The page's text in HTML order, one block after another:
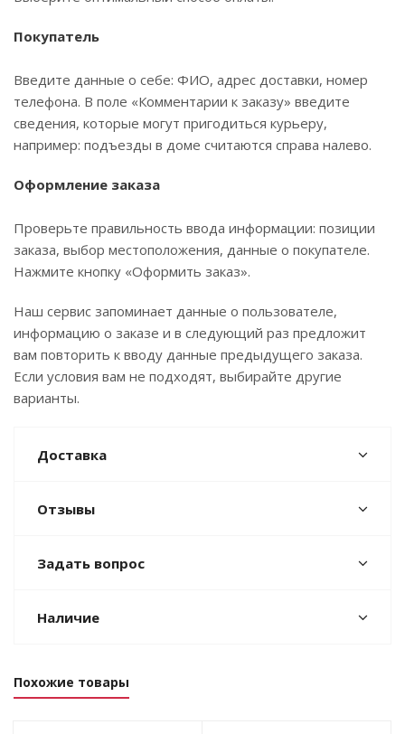
Покупатель
Введите данные о себе: ФИО, адрес доставки, номер
телефона. В поле «Комментарии к заказу» введите
сведения, которые могут пригодиться курьеру,
например: подъезды в доме считаются справа налево.
Оформление заказа
Проверьте правильность ввода информации: позиции
заказа, выбор местоположения, данные о покупателе.
Нажмите кнопку «Оформить заказ».
Наш сервис запоминает данные о пользователе,
информацию о заказе и в следующий раз предложит
вам повторить к вводу данные предыдущего заказа.
Если условия вам не подходят, выбирайте другие
варианты.
Доставка
Отзывы
Задать вопрос
Наличие
Похожие товары